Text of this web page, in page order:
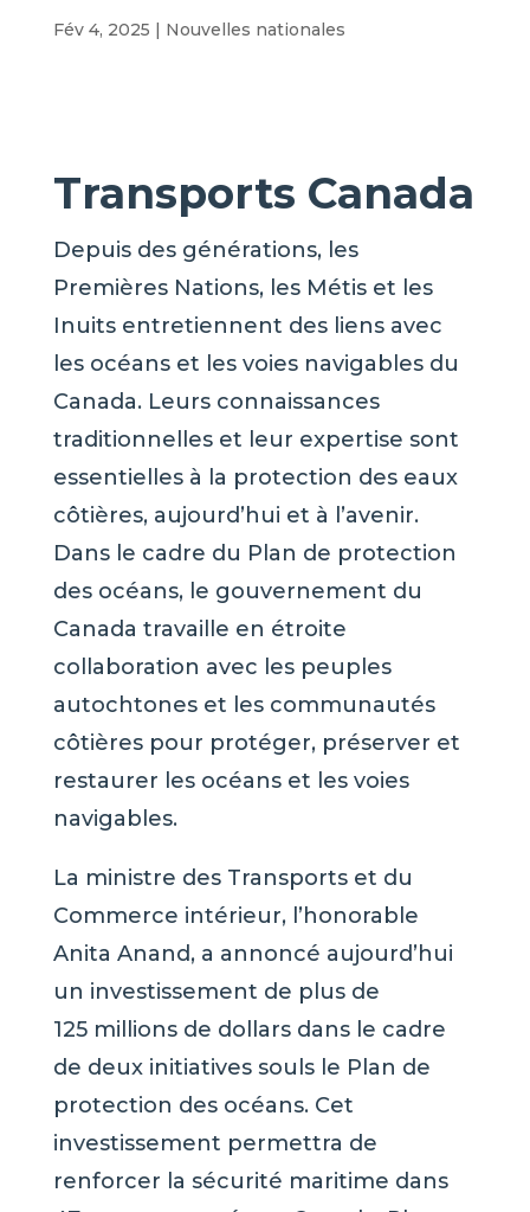
Fév 4, 2025 | Nouvelles nationales
Transports Canada
Depuis des générations, les
Premières Nations, les Métis et les
Inuits entretiennent des liens avec
les océans et les voies navigables du
Canada. Leurs connaissances
traditionnelles et leur expertise sont
essentielles à la protection des eaux
côtières, aujourd’hui et à l’avenir.
Dans le cadre du Plan de protection
des océans, le gouvernement du
Canada travaille en étroite
collaboration avec les peuples
autochtones et les communautés
côtières pour protéger, préserver et
restaurer les océans et les voies
navigables.
La ministre des Transports et du
Commerce intérieur, l’honorable
Anita Anand, a annoncé aujourd’hui
un investissement de plus de
125 millions de dollars dans le cadre
de deux initiatives souls le Plan de
protection des océans. Cet
investissement permettra de
renforcer la sécurité maritime dans